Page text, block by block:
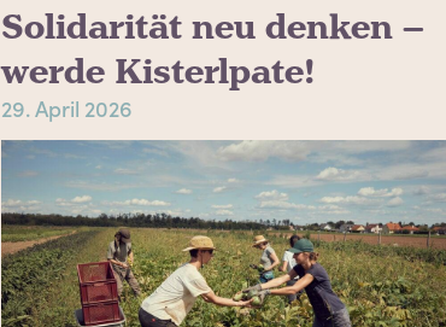
Solidarität neu denken –
werde Kisterlpate!
29. April 2026